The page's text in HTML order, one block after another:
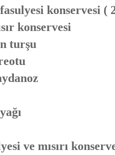
konservesi (
konservesi
turşu
ve mısırı